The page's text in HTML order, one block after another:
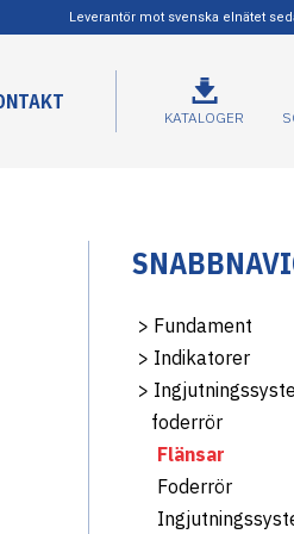
Leverantör mot svenska elnätet
KATALOGER
> Fundament
> Indikatorer
>
foderrör
Flänsar
Foderrör